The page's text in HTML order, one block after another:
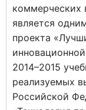
коммерческих
является
проекта
2014–2015
реализуемых
Российской